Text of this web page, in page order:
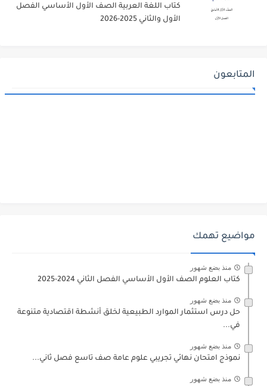
كتاب اللغة العربية الصف الأول الأساسي الفصل
الأول والثاني 2025-2026
المتابعون
مواضيع تهمك
منذ بضع شهور
كتاب العلوم الصف الأول الأساسي الفصل الثاني 2024-2025
منذ بضع شهور
حل درس استثمار الموارد الطبيعية لخلق أنشطة اقتصادية متنوعة
في...
منذ بضع شهور
نموذج امتحان نهائي تجريبي علوم عامة صف تاسع فصل ثاني...
منذ بضع شهور